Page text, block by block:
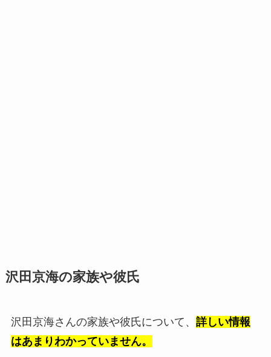
沢田京海の家族や彼氏
沢田京海さんの家族や彼氏について、 詳しい情報
はあまりわかっていません。